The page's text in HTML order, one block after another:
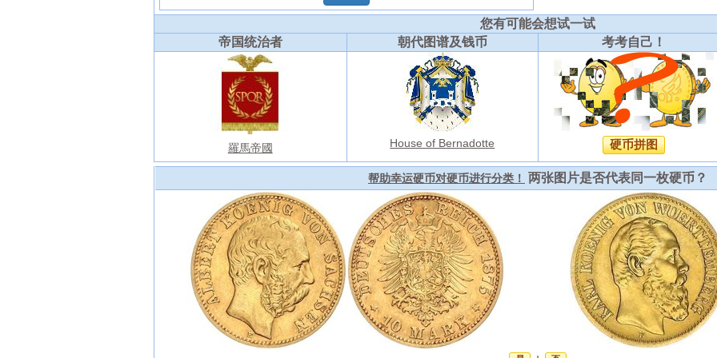
您有可能会想试一试
帝国统治者
羅馬帝國
朝代图谱及钱币
House of Bernadotte
考考自己！
硬币拼图
帮助幸运硬币对硬币进行分类！ 两张图片是否代表同一枚硬币？